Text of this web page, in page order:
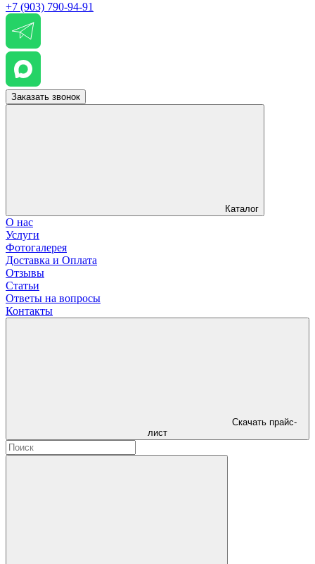
+7 (903) 790-94-91
Заказать звонок
Каталог
О нас
Услуги
Фотогалерея
Доставка и Оплата
Отзывы
Статьи
Ответы на вопросы
Контакты
Скачать прайс-
лист